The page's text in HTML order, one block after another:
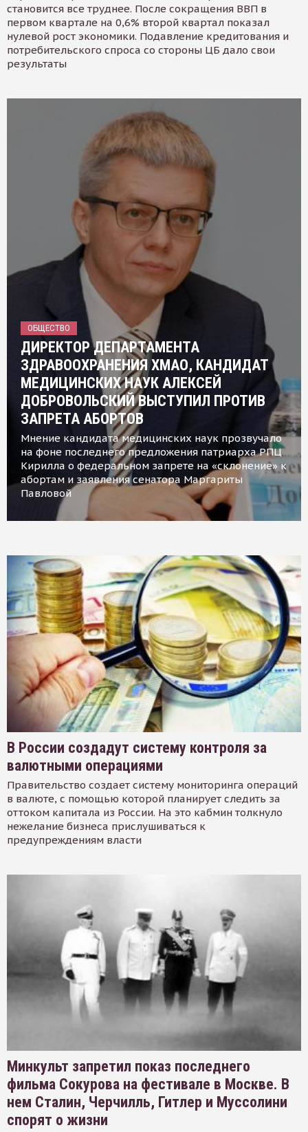
становится все труднее. После сокращения ВВП в
первом квартале на 0,6% второй квартал показал
нулевой рост экономики. Подавление кредитования и
потребительского спроса со стороны ЦБ дало свои
результаты
ОБЩЕСТВО
ДИРЕКТОР ДЕПАРТАМЕНТА
ЗДРАВООХРАНЕНИЯ ХМАО, КАНДИДАТ
МЕДИЦИНСКИХ НАУК АЛЕКСЕЙ
ДОБРОВОЛЬСКИЙ ВЫСТУПИЛ ПРОТИВ
ЗАПРЕТА АБОРТОВ
Мнение кандидата медицинских наук прозвучало
на фоне последнего предложения патриарха РПЦ
Кирилла о федеральном запрете на «склонение» к
абортам и заявления сенатора Маргариты
Павловой
В России создадут систему контроля за
валютными операциями
Правительство создает систему мониторинга операций
в валюте, с помощью которой планирует следить за
оттоком капитала из России. На это кабмин толкнуло
нежелание бизнеса прислушиваться к
предупреждениям власти
Минкульт запретил показ последнего
фильма Сокурова на фестивале в Москве. В
нем Сталин, Черчилль, Гитлер и Муссолини
спорят о жизни